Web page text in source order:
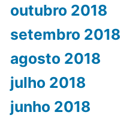
outubro 2018
setembro 2018
agosto 2018
julho 2018
junho 2018